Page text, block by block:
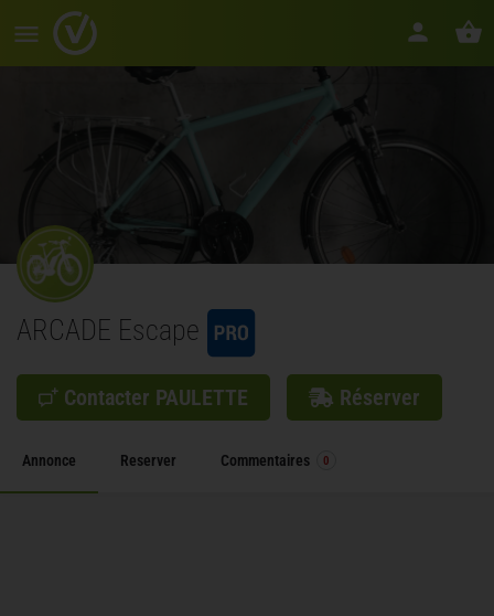
ARCADE Escape
Contacter PAULETTE Réserver
Annonce Reserver Commentaires 0